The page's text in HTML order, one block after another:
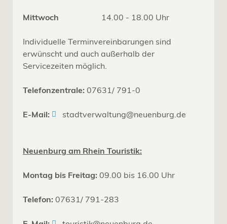
Mittwoch 14.00 - 18.00 Uhr
Individuelle Terminvereinbarungen sind
erwünscht und auch außerhalb der
Servicezeiten möglich.
Telefonzentrale: 07631/ 791-0
E-Mail: stadtverwaltung@neuenburg.de
Neuenburg am Rhein Touristik:
Montag bis Freitag: 09.00 bis 16.00 Uhr
Telefon: 07631/ 791-283